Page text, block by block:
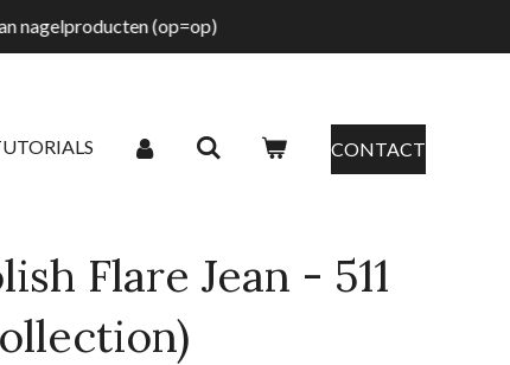
nagelproducten (op=op)
CONTACT
Flare Jean - 511